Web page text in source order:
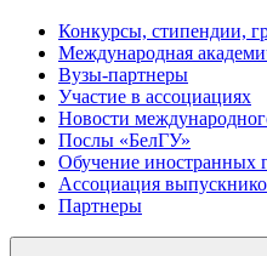
Конкурсы, стипендии,
Международная
Вузы-партнеры
Участие в ассоциациях
Новости
Послы «БелГУ»
Обучение иностранных
Ассоциация
Партнеры